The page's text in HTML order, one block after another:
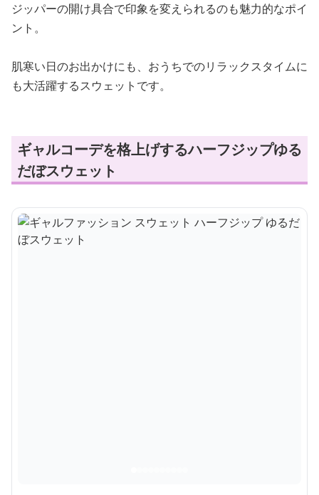
ジッパーの開け具合で印象を変えられるのも魅力的なポイ
ント。
肌寒い日のお出かけにも、おうちでのリラックスタイムに
も大活躍するスウェットです。
ギャルコーデを格上げするハーフジップゆる
だぼスウェット